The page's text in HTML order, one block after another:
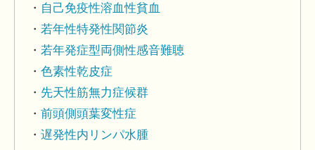
自己免疫性溶血性貧血
若年性特発性関節炎
若年発症型両側性感音難聴
色素性乾皮症
先天性筋無力症候群
前頭側頭葉変性症
遅発性内リンパ水腫